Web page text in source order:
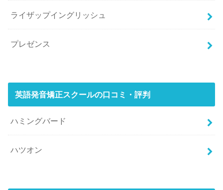
ライザップイングリッシュ
プレゼンス
英語発音矯正スクールの口コミ・評判
ハミングバード
ハツオン